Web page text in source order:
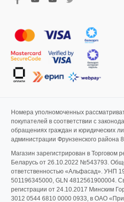
Номера уполномоченных
покупателей в соответствии с
обращениях граждан и юридических
администрации Фрунзенского района
Магазин зарегистрирован в Торговом
Беларусь от 26.10.2022 №543793.
ответственностью «Альфасад». УНП
501196345000, GLN 4812561900004.
регистрации от 24.10.2017 Минским
3012 0544 6810 0000 0933, в ОАО